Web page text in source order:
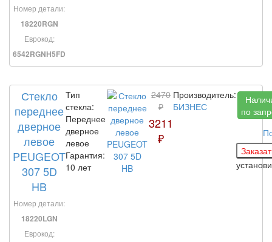
Номер детали:
18220RGN
Еврокод:
6542RGNH5FD
Стекло
переднее
дверное
левое
PEUGEOT
307 5D
HB
Номер детали:
18220LGN
Еврокод:
Тип
стекла:
Переднее
дверное
левое
Гарантия:
10 лет
2470
₽
3211
₽
Производитель:
БИЗНЕС
по